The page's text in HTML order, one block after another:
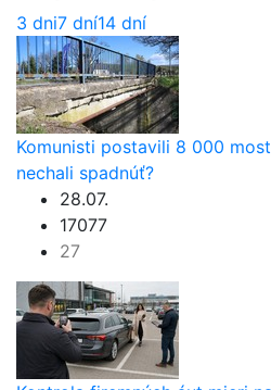
3 dni7 dní14 dní
Komunisti postavili 8 000
nechali spadnúť?
28.07.
17077
27